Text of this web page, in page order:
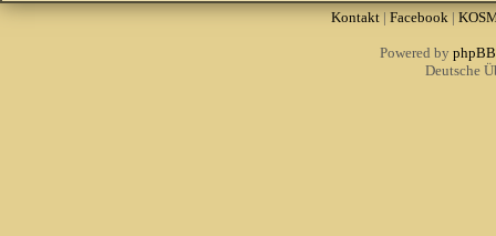
Kontakt| Facebook|
Powered by phpBB
Deutsche